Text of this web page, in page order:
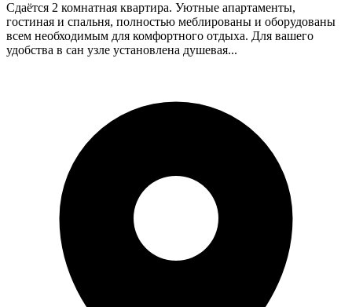
Сдаётся 2 комнатная квартира. Уютные апартаменты,
гостиная и спальня, полностью меблированы и оборудованы
всем необходимым для комфортного отдыха. Для вашего
удобства в сан узле установлена душевая...